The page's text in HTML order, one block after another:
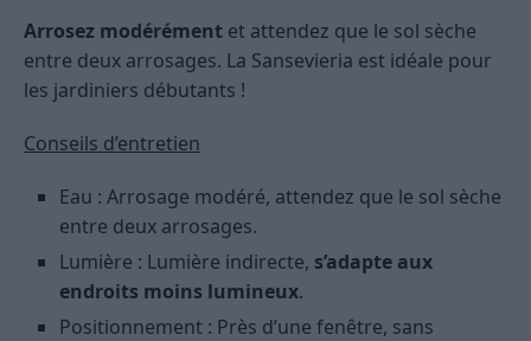
Arrosez modérément et attendez que le sol sèche
entre deux arrosages. La Sansevieria est idéale pour
les jardiniers débutants !
Conseils d’entretien
Eau : Arrosage modéré, attendez que le sol sèche
entre deux arrosages.
Lumière : Lumière indirecte, s’adapte aux
endroits moins lumineux.
Positionnement : Près d’une fenêtre, sans